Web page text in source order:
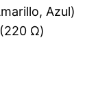
Azul)
Ω)